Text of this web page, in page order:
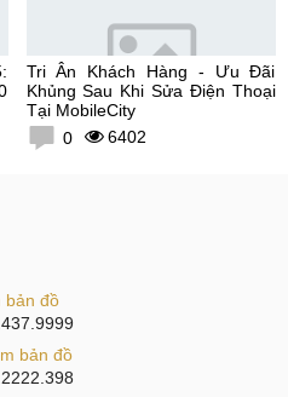
Tri Ân Khách Hàng - Ưu Đãi
Khủng Sau Khi Sửa Điện Thoại
Tại MobileCity
0
6402
bản đồ
bản đồ